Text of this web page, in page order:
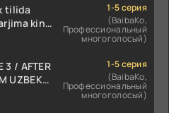
tilida
kino
1-5 серия
(BaibaKo,
Профессиональный
многоголосый)
/ AFTER
UZBEK
FILM
1-5 серия
(BaibaKo,
Профессиональный
многоголосый)